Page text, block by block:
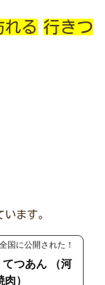
る 行きつ
ます。
てつあん （河
）